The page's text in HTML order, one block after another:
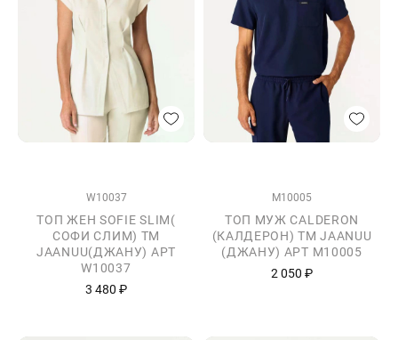
W10037
ТОП ЖЕН SOFIE SLIM(
СОФИ СЛИМ) ТМ
JAANUU(ДЖАНУ) АРТ
W10037
3 480 ₽
M10005
ТОП МУЖ CALDERON
(КАЛДЕРОН) ТМ JAANUU
(ДЖАНУ) АРТ M10005
2 050 ₽